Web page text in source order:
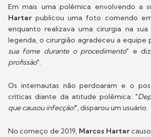
Em mais uma polêmica envolvendo a
Harter publicou uma foto comendo
enquanto realizava uma cirurgia na
legenda, o cirurgião agradeceu a equipe
sua fome durante o procedimento" e
profissão".
Os internautas não perdoaram e o
críticas diante da atitude polêmica: "
que causou infecção!", disparou um usuário.
No começo de 2019, Marcos Harter